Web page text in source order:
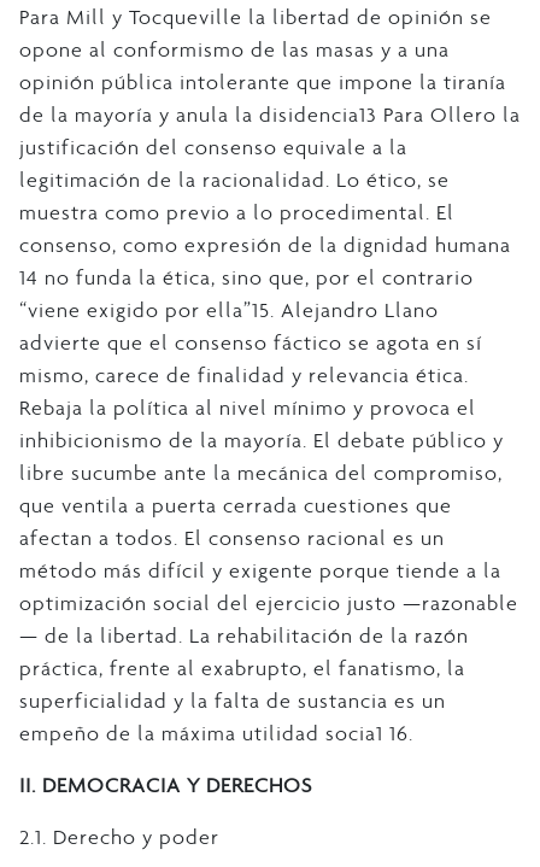
Para Mill y Tocqueville la libertad de opinión se
opone al conformismo de las masas y a una
opinión pública intolerante que impone la tiranía
de la mayoría y anula la disidencia13 Para Ollero la
justificación del consenso equivale a la
legitimación de la racionalidad. Lo ético, se
muestra como previo a lo procedimental. El
consenso, como expresión de la dignidad humana
14 no funda la ética, sino que, por el contrario
“viene exigido por ella”15. Alejandro Llano
advierte que el consenso fáctico se agota en sí
mismo, carece de finalidad y relevancia ética.
Rebaja la política al nivel mínimo y provoca el
inhibicionismo de la mayoría. El debate público y
libre sucumbe ante la mecánica del compromiso,
que ventila a puerta cerrada cuestiones que
afectan a todos. El consenso racional es un
método más difícil y exigente porque tiende a la
optimización social del ejercicio justo —razonable
— de la libertad. La rehabilitación de la razón
práctica, frente al exabrupto, el fanatismo, la
superficialidad y la falta de sustancia es un
empeño de la máxima utilidad socia1 16.
II. DEMOCRACIA Y DERECHOS
2.1. Derecho y poder